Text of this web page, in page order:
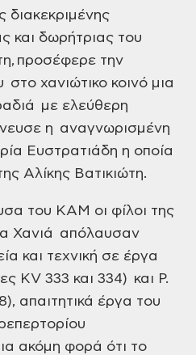
διακεκριμένης
και δωρήτριας του
προσέφερε την
χανιώτικο κοινό μια
με ελεύθερη
η αναγνωρισμένη
Ευστρατιάδη η οποία
Αλίκης Βατικιώτη.
του ΚΑΜ οι φίλοι της
Χανιά
απόλαυσαν
και τεχνική σε έργα
KV 333 και 334) και Ρ.
απαιτητικά έργα του
ακόμη φορά ότι το